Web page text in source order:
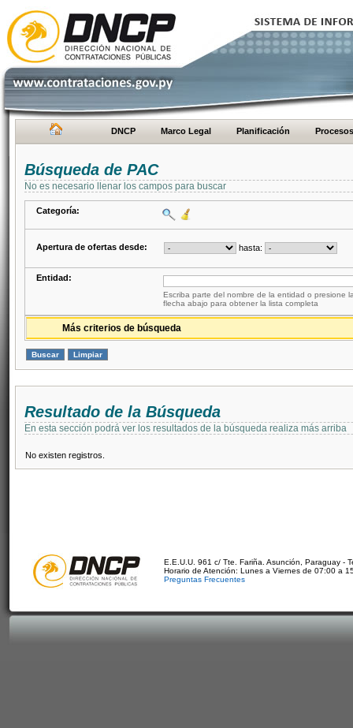
DNCP Marco Legal Planificación Procesos
Búsqueda de PAC
No es necesario llenar los campos para buscar
Categoría:
Apertura de ofertas desde: hasta:
Entidad:
Escriba parte del nombre de la entidad o presione
flecha abajo para obtener la lista completa
Más criterios de búsqueda
Resultado de la Búsqueda
En esta sección podrá ver los resultados de la búsqueda realiza más arriba
No existen registros.
E.E.U.U. 961 c/ Tte. Fariña. Asunción, Paraguay -
Horario de Atención: Lunes a Viernes de 07:00 a
Preguntas Frecuentes